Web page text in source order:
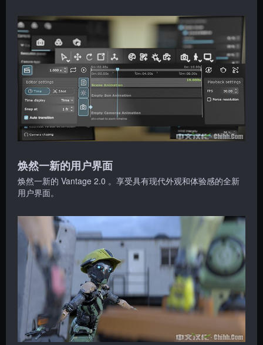
焕然一新的用户界面
焕然一新的 Vantage 2.0 。享受具有现代外观和体验感的全新
用户界面。